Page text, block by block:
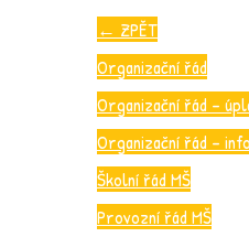
← ZPĚT
Organizační řád
Organizační řád –
Organizační řád –
Školní řád MŠ
Provozní řád MŠ